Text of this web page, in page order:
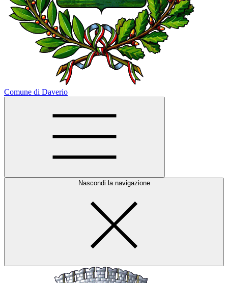
Comune di Daverio
Nascondi la navigazione